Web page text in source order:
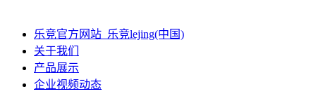
乐竞官方网站_乐竞lejing(中国)
关于我们
产品展示
企业视频动态